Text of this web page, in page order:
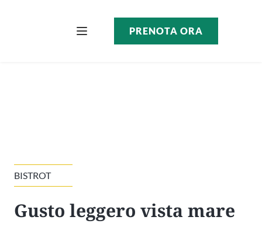
PRENOTA ORA
BISTROT
Gusto leggero vista mare